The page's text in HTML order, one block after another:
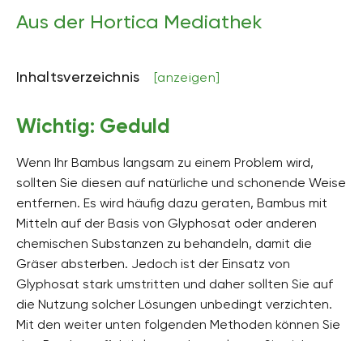
Aus der Hortica Mediathek
Inhaltsverzeichnis [anzeigen]
Wichtig: Geduld
Wenn Ihr Bambus langsam zu einem Problem wird,
sollten Sie diesen auf natürliche und schonende Weise
entfernen. Es wird häufig dazu geraten, Bambus mit
Mitteln auf der Basis von Glyphosat oder anderen
chemischen Substanzen zu behandeln, damit die
Gräser absterben. Jedoch ist der Einsatz von
Glyphosat stark umstritten und daher sollten Sie auf
die Nutzung solcher Lösungen unbedingt verzichten.
Mit den weiter unten folgenden Methoden können Sie